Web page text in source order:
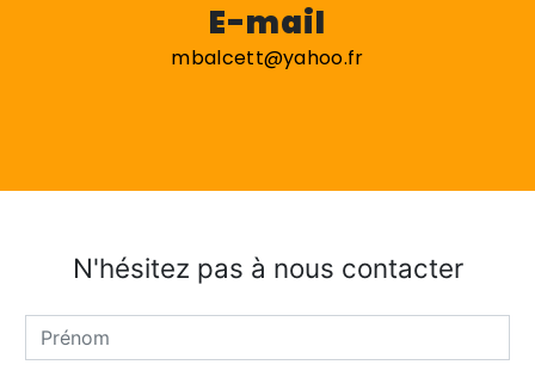
E-mail
mbalcett@yahoo.fr
N'hésitez pas à nous contacter